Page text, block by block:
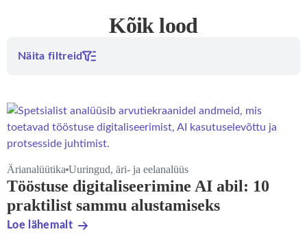
Kõik lood
Näita filtreid
Ärianalüütika Uuringud, äri- ja eelanalüüs
Tööstuse digitaliseerimine AI abil: 10
praktilist sammu alustamiseks
Loe lähemalt